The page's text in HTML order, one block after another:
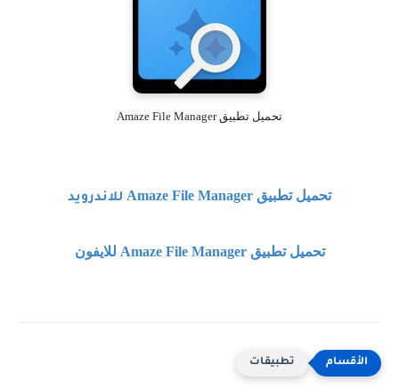
تحميل تطبيق Amaze File Manager
تحميل تطبيق Amaze File Manager للاندرويد
تحميل تطبيقAmaze File Manager للايفون
تطبيقات